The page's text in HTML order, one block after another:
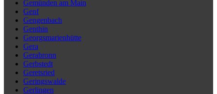
Gemünden am Main
Genf
Gengenbach
Genthin
Georgsmarienhütte
Gera
Gerabronn
Gerbstedt
Geretsried
Geringswalde
Gerlingen